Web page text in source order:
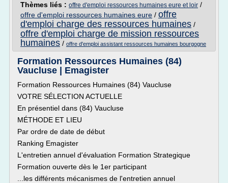
Thèmes liés : offre d'emploi ressources humaines eure et loir /
offre d'emploi ressources humaines eure / offre
d'emploi charge des ressources humaines /
offre d'emploi charge de mission ressources
humaines / offre d'emploi assistant ressources humaines bourgogne
Formation Ressources Humaines (84)
Vaucluse | Emagister
Formation Ressources Humaines (84) Vaucluse
VOTRE SÉLECTION ACTUELLE
En présentiel dans (84) Vaucluse
MÉTHODE ET LIEU
Par ordre de date de début
Ranking Emagister
L'entretien annuel d'évaluation Formation Strategique
Formation ouverte dès le 1er participant
...les différents mécanismes de l'entretien annuel